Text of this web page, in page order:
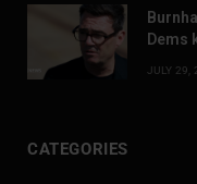
Dems
JULY 29,
CATEGORIES